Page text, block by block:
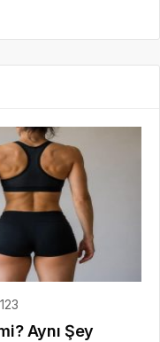
123
Aynı Şey